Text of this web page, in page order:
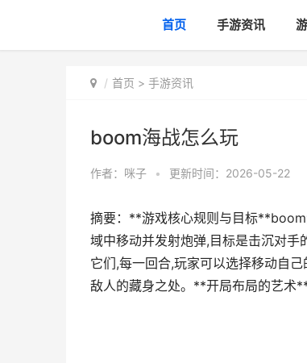
首页 手游资讯
首页 > 手游资讯
boom海战怎么玩
作者： 咪子 • 更新时间：2026-05-22
摘要：**游戏核心规则与目标
域中移动并发射炮弹,目标是击沉对手
它们,每一回合,玩家可以选择移动自
敌人的藏身之处。**开局布局的艺术